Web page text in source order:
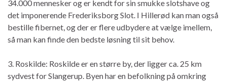
34.000 mennesker og er kendt for sin smukke slotshave og
det imponerende Frederiksborg Slot. I Hillerød kan man også
bestille fibernet, og der er flere udbydere at vælge imellem,
så man kan finde den bedste løsning til sit behov.
3. Roskilde: Roskilde er en større by, der ligger ca. 25 km
sydvest for Slangerup. Byen har en befolkning på omkring